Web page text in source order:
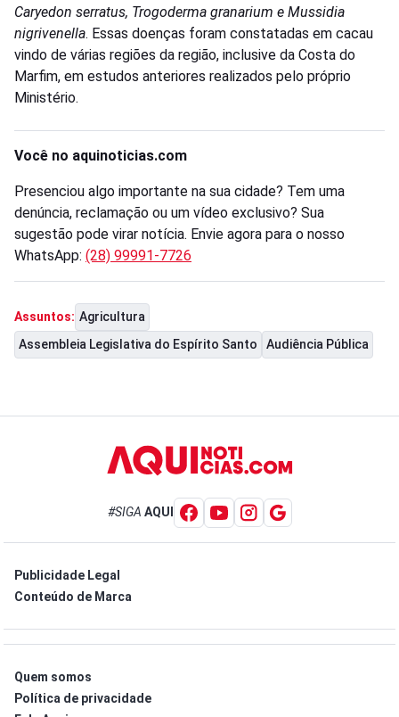
Caryedon serratus, Trogoderma granarium e Mussidia
nigrivenella. Essas doenças foram constatadas em cacau
vindo de várias regiões da região, inclusive da Costa do
Marfim, em estudos anteriores realizados pelo próprio
Ministério.
Você no aquinoticias.com
Presenciou algo importante na sua cidade? Tem uma
denúncia, reclamação ou um vídeo exclusivo? Sua
sugestão pode virar notícia. Envie agora para o nosso
WhatsApp: (28) 99991-7726
Assuntos: Agricultura
Assembleia Legislativa do Espírito Santo
Audiência Pública
#SIGA AQUI
Publicidade Legal
Conteúdo de Marca
Quem somos
Política de privacidade